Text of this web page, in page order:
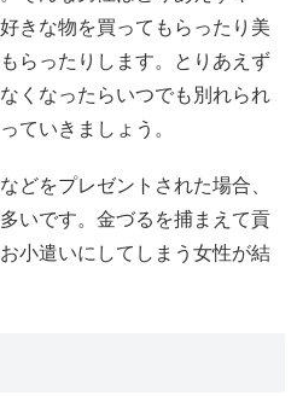
きな物を買ってもらったり美
らったりします。とりあえず
くなったらいつでも別れられ
ていきましょう。
どをプレゼントされた場合、
いです。金づるを捕まえて貢
小遣いにしてしまう女性が結